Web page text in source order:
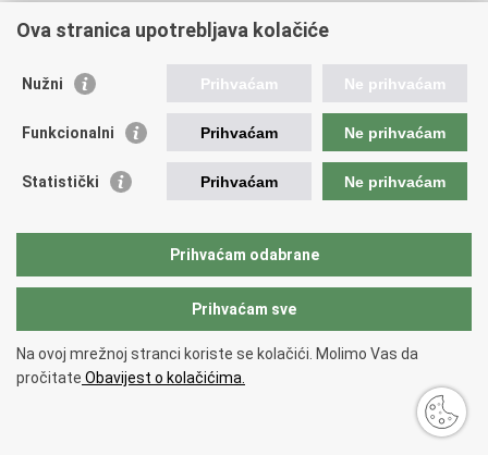
Vlada RH
Ured predsjednika
Ministarstvo demografije i useljeništva
HRT - Glas Hrvatske
Copyright © 2026 Središnji državni ured za Hrvate izvan Republike
Hrvatske
Uvjeti korištenja.Izjava o pristupačnosti
Ova stranica upotrebljava kolačiće
Nužni Prihvaćam Ne prihvaćam
Funkcionalni Prihvaćam Ne prihvaćam
Statistički Prihvaćam Ne prihvaćam
Prihvaćam odabrane
Prihvaćam sve
Na ovoj mrežnoj stranci koriste se kolačići. Molimo Vas da
pročitate Obavijest o kolačićima.